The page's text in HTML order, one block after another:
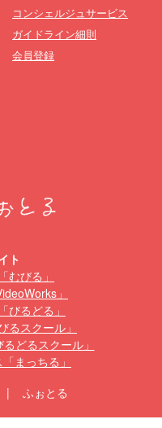
コンシェルジュサービス
ガイドライン細則
会員登録
ト
むびる」
」
びるどる」
るスクール」
どるスクール」
まっちる」
| ふぉとる